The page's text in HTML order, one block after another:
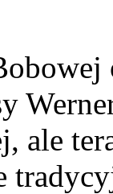
ale